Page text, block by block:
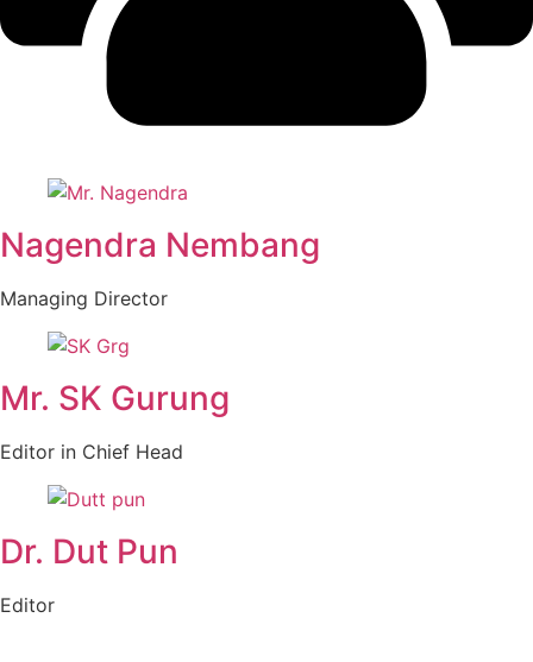
Nagendra Nembang
Managing Director
Mr. SK Gurung
Editor in Chief Head
Dr. Dut Pun
Editor